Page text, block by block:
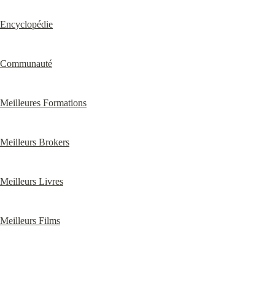
Encyclopédie
Communauté
Meilleures Formations
Meilleurs Brokers
Meilleurs Livres
Meilleurs Films